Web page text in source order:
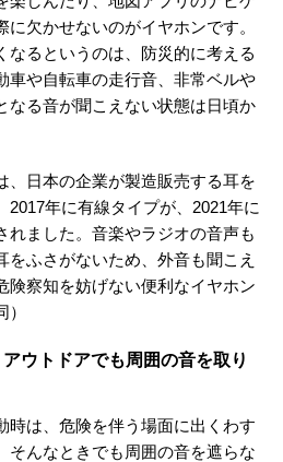
欠かせないのがイヤホンです。
なるというのは、防災的に考える
車や自転車の走行音、非常ベルや
なる音が聞こえない状態は日頃か
、日本の企業が製造販売する耳を
2017年に有線タイプが、2021年に
れました。音楽やラジオの音声も
をふさがないため、外音も聞こえ
険察知を妨げない便利なイヤホン
ウトドアでも周囲の音を取り
時は、危険を伴う場面に出くわす
そんなときでも周囲の音を遮らな